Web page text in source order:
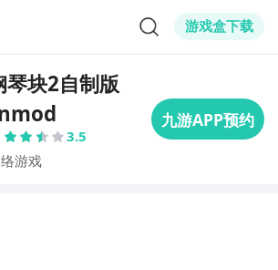
游戏盒下载
琴块2自制版
3.5
游戏